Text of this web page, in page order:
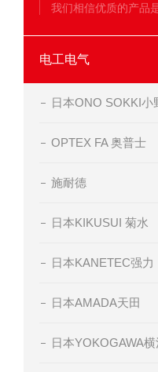
我们相信优质的产品
电工电气
日本ONO SOKKI小
OPTEX FA 奥普士
施耐德
日本KIKUSUI 菊水
日本KANETEC强力
日本AMADA天田
日本YOKOGAWA